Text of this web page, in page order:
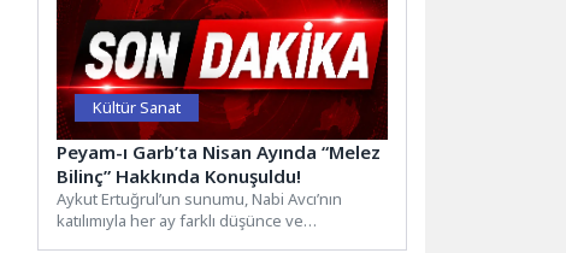
Kültür Sanat
Peyam-ı Garb’ta Nisan Ayında “Melez
Bilinç” Hakkında Konuşuldu!
Aykut Ertuğrul’un sunumu, Nabi Avcı’nın
katılımıyla her ay farklı düşünce ve